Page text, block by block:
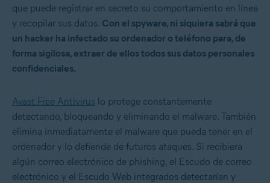
que puede registrar en secreto su comportamiento en línea
y recopilar sus datos. Con el spyware, ni siquiera sabrá que
un hacker ha infectado su ordenador o teléfono para, de
forma sigilosa, extraer de ellos todos sus datos personales
confidenciales.
Avast Free Antivirus lo protege constantemente
detectando, bloqueando y eliminando el malware. También
elimina inmediatamente el malware que pueda tener en el
ordenador y lo defiende de futuros ataques. Si recibiera
algún correo electrónico de phishing, el Escudo de correo
electrónico y el Escudo Web integrados detectarían y